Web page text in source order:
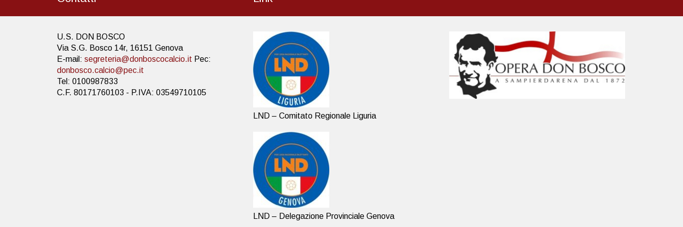
U.S. DON BOSCO
Via S.G. Bosco 14r, 16151 Genova
E-mail: segreteria@donboscocalcio.it Pec:
donbosco.calcio@pec.it
Tel: 0100987833
C.F. 80171760103 - P.IVA: 03549710105
LND – Comitato Regionale Liguria
LND – Delegazione Provinciale Genova